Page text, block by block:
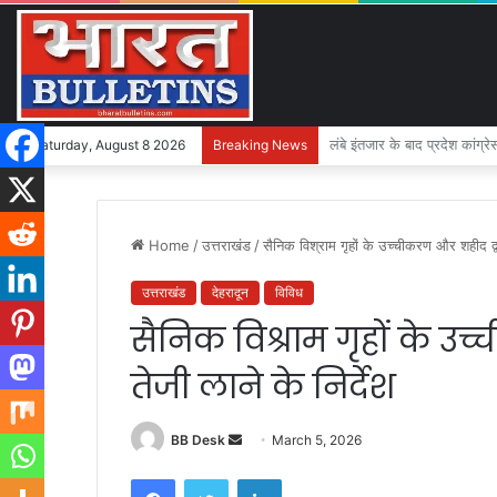
Saturday, August 8 2026 Breaking News GI टैग से लेकर ई-कॉमर्स तक,
Home /उत्तराखंड /सैनिक विश्राम गृहों के उच्चीकरण और शहीद
उत्तराखंड देहरादून विविध
सैनिक विश्राम गृहों के
तेजी लाने के निर्देश
BB Desk March 5, 2026